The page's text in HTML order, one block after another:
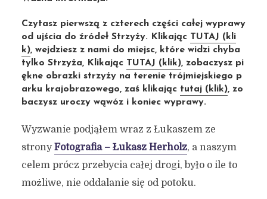
Czytasz pierwszą z czterech części całej wyprawy
od ujścia do źródeł Strzyży. Klikając TUTAJ (kli
k), wejdziesz z nami do miejsc, które widzi chyba
tylko Strzyża, Klikając TUTAJ (klik), zobaczysz pi
ękne obrazki strzyży na terenie trójmiejskiego p
arku krajobrazowego, zaś klikając tutaj (klik), zo
baczysz uroczy wąwóz i koniec wyprawy.
Wyzwanie podjąłem wraz z Łukaszem ze
stronyFotografia – Łukasz Herholz, a naszym
celem prócz przebycia całej drogi, było o ile to
możliwe, nie oddalanie się od potoku.